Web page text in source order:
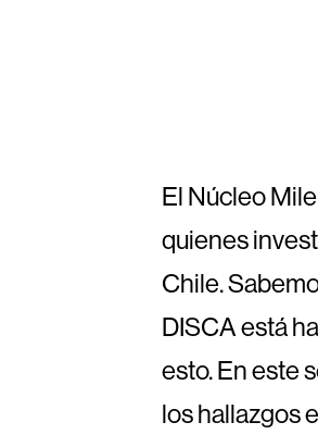
El Núcleo
quienes
Chile.
DISCA está
esto. En este
los hallazgos